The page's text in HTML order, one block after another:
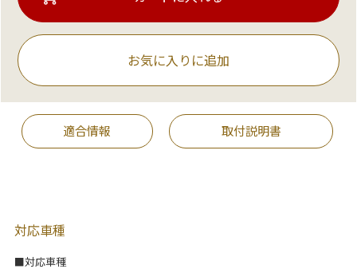
お気に入りに追加
適合情報 取付説明書
対応車種
■対応車種